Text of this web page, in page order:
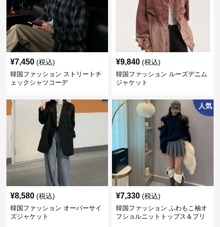
¥7,450 (税込)
韓国ファッション ストリートチ
ェックシャツコーデ
¥9,840 (税込)
韓国ファッション ルーズデニム
ジャケット
¥8,580 (税込)
韓国ファッション オーバーサイ
ズジャケット
人気
¥7,330 (税込)
韓国ファッション ふわもこ袖オ
フショルニットトップス＆プリ